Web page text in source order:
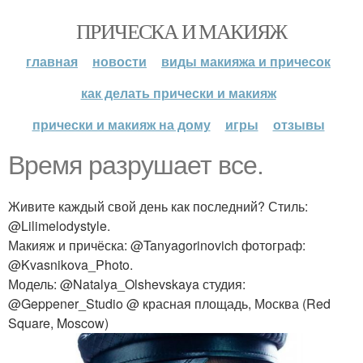
ПРИЧЕСКА И МАКИЯЖ
главная новости
виды макияжа и причесок
как делать прически и макияж
прически и макияж на дому
игры отзывы
Время разрушает все.
Живите каждый свой день как последний? Стиль:
@Lilimelodystyle.
Макияж и причёска: @Tanyagorinovich фотограф:
@Kvasnikova_Photo.
Модель: @Natalya_Olshevskaya студия:
@Geppener_Studio @ красная площадь, Москва (Red
Square, Moscow)